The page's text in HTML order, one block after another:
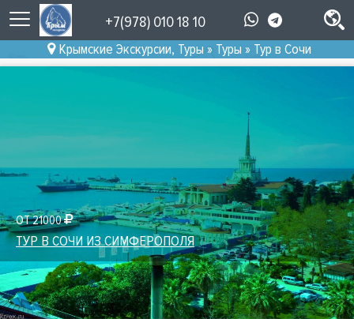
+7(978) 010 18 10
Крымские Экскурсии, Туры » Туры » Тур в Сочи
ОТ 21000
ТУР В СОЧИ ИЗ СИМФЕРОПОЛЯ
Тур в Сочи